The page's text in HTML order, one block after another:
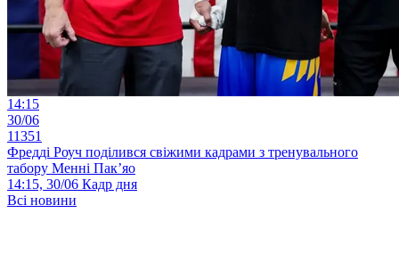
14:15
30/06
11351
Фредді Роуч поділився свіжими кадрами з тренувального
табору Менні Пак’яо
14:15, 30/06 Кадр дня
Всі новини